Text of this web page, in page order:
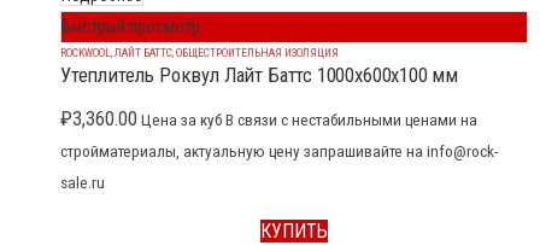
Быстрый просмотр
ROCKWOOL,ЛАЙТ БАТТС,ОБЩЕСТРОИТЕЛЬНАЯ ИЗОЛЯЦИЯ
Утеплитель Роквул Лайт Баттс 1000x600x100 мм
₽3,360.00 Цена за куб В связи с нестабильными ценами на
стройматериалы, актуальную цену запрашивайте на info@rock-
sale.ru
КУПИТЬ